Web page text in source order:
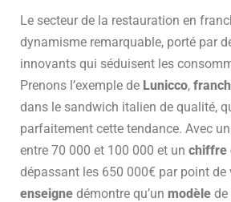
Le secteur de la restauration en
dynamisme remarquable, porté par
innovants qui séduisent les
Prenons l’exemple de Lunicco,
dans le sandwich italien de qualité,
parfaitement cette tendance. Avec un
entre 70 000 et 100 000 et un chiffre
dépassant les 650 000€ par point de
enseigne démontre qu’un modèle de